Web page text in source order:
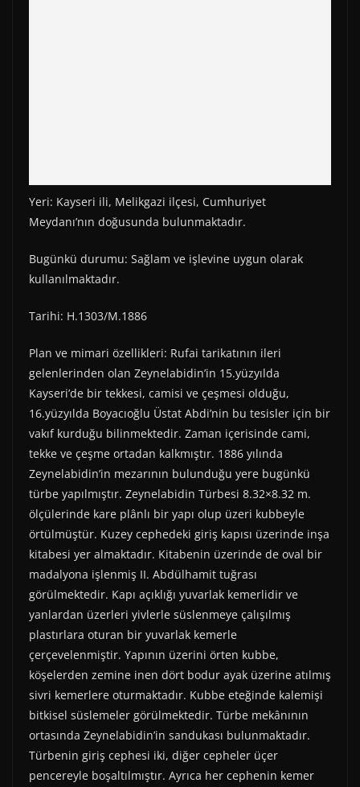
Yeri: Kayseri ili, Melikgazi ilçesi, Cumhuriyet
Meydanı’nın doğusunda bulunmaktadır.
Bugünkü durumu: Sağlam ve işlevine uygun olarak
kullanılmaktadır.
Tarihi: H.1303/M.1886
Plan ve mimari özellikleri: Rufai tarikatının ileri
gelenlerinden olan Zeynelabidin’in 15.yüzyılda
Kayseri’de bir tekkesi, camisi ve çeşmesi olduğu,
16.yüzyılda Boyacıoğlu Üstat Abdi’nin bu tesisler için bir
vakıf kurduğu bilinmektedir. Zaman içerisinde cami,
tekke ve çeşme ortadan kalkmıştır. 1886 yılında
Zeynelabidin’in mezarının bulunduğu yere bugünkü
türbe yapılmıştır. Zeynelabidin Türbesi 8.32×8.32 m.
ölçülerinde kare plânlı bir yapı olup üzeri kubbeyle
örtülmüştür. Kuzey cephedeki giriş kapısı üzerinde inşa
kitabesi yer almaktadır. Kitabenin üzerinde de oval bir
madalyona işlenmiş II. Abdülhamit tuğrası
görülmektedir. Kapı açıklığı yuvarlak kemerlidir ve
yanlardan üzerleri yivlerle süslenmeye çalışılmış
plastırlara oturan bir yuvarlak kemerle
çerçevelenmiştir. Yapının üzerini örten kubbe,
köşelerden zemine inen dört bodur ayak üzerine atılmış
sivri kemerlere oturmaktadır. Kubbe eteğinde kalemişi
bitkisel süslemeler görülmektedir. Türbe mekânının
ortasında Zeynelabidin’in sandukası bulunmaktadır.
Türbenin giriş cephesi iki, diğer cepheler üçer
pencereyle boşaltılmıştır. Ayrıca her cephenin kemer